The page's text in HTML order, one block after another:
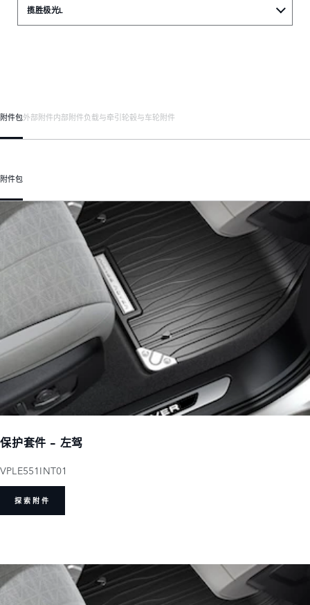
揽胜极光L
附件包外部附件内部附件负载与牵引轮毂与车轮附件
附件包
保护套件 - 左驾
VPLE551INT01
探索附件